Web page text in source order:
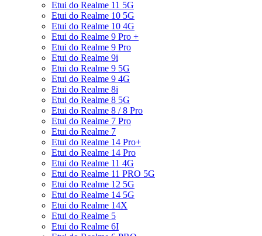
Etui do Realme 11 5G
Etui do Realme 10 5G
Etui do Realme 10 4G
Etui do Realme 9 Pro +
Etui do Realme 9 Pro
Etui do Realme 9i
Etui do Realme 9 5G
Etui do Realme 9 4G
Etui do Realme 8i
Etui do Realme 8 5G
Etui do Realme 8 / 8 Pro
Etui do Realme 7 Pro
Etui do Realme 7
Etui do Realme 14 Pro+
Etui do Realme 14 Pro
Etui do Realme 11 4G
Etui do Realme 11 PRO 5G
Etui do Realme 12 5G
Etui do Realme 14 5G
Etui do Realme 14X
Etui do Realme 5
Etui do Realme 6I